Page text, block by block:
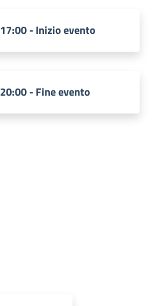
17:00 - Inizio evento
20:00 - Fine evento